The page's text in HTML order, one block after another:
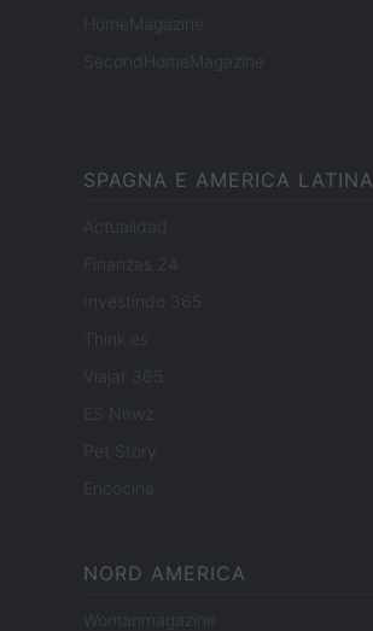
HomeMagazine
SecondHomeMagazine
SPAGNA E AMERICA LATINA
Actualidad
Finanzas 24
Investindo 365
Think.es
Viajar 365
ES Newz
Pet Story
Encocina
NORD AMERICA
Womanmagazine